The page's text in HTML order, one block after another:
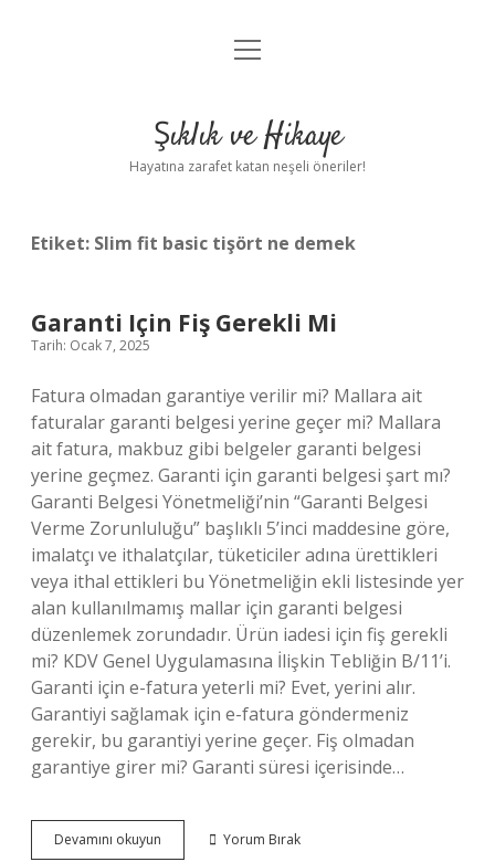
Ornitorenk nasıl çoğalır ?
Gizlilik Politikası
menüyü
Şıklık ve Hikaye
Hayatına zarafet katan neşeli öneriler!
Etiket: Slim fit basic tişört ne demek
Garanti Için Fiş Gerekli Mi
Tarih: Ocak 7, 2025
Fatura olmadan garantiye verilir mi? Mallara ait
faturalar garanti belgesi yerine geçer mi? Mallara
ait fatura, makbuz gibi belgeler garanti belgesi
yerine geçmez. Garanti için garanti belgesi şart mı?
Garanti Belgesi Yönetmeliği’nin “Garanti Belgesi
Verme Zorunluluğu” başlıklı 5’inci maddesine göre,
imalatçı ve ithalatçılar, tüketiciler adına ürettikleri
veya ithal ettikleri bu Yönetmeliğin ekli listesinde yer
alan kullanılmamış mallar için garanti belgesi
düzenlemek zorundadır. Ürün iadesi için fiş gerekli
mi? KDV Genel Uygulamasına İlişkin Tebliğin B/11’i.
Garanti için e-fatura yeterli mi? Evet, yerini alır.
Garantiyi sağlamak için e-fatura göndermeniz
gerekir, bu garantiyi yerine geçer. Fiş olmadan
garantiye girer mi? Garanti süresi içerisinde…
Devamını okuyun
Için
Yorum Bırak